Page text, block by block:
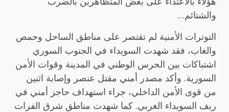
والشتائم…
التوترات الأمنية لم تقتصر على مناطق الساحل وحمص
والغاب، فقد شهدت السويداء في الجنوب السوري
اشتباكات بين الحرس الوطني في المدينة وقوات الأمن
السورية. وأكد مصدر أمني مقتل عنصر وإصابة اثنين
من قوى الأمن الداخلي، جراء استهداف حاجز أمني في
ريف السويداء الغربي. كما شهدت مناطق شرق الفرات